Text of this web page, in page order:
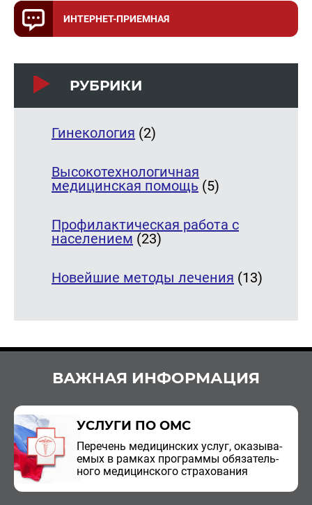
ИНТЕРНЕТ-ПРИЕМНАЯ
РУБРИКИ
Гинекология (2)
Высокотехнологичная
медицинская помощь (5)
Профилактическая работа с
населением (23)
Новейшие методы лечения (13)
ВАЖНАЯ ИНФОРМАЦИЯ
УСЛУГИ ПО ОМС
Пе­ре­чень ме­ди­цин­ских услуг, ока­зы­ва­
е­мых в рам­ках про­грам­мы обя­за­тель­
но­го ме­ди­цин­ско­го стра­хо­ва­ния